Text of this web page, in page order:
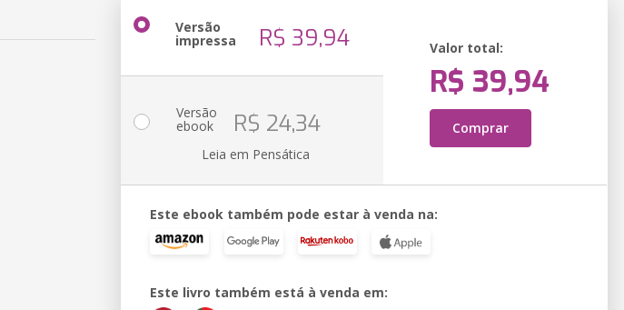
Versão
impressa R$ 39,94 Valor total:
R$ 39,94
Comprar
Versão
ebook R$ 24,34
Leia em Pensática
Este ebook também pode estar à venda na:
Este livro também está à venda em: